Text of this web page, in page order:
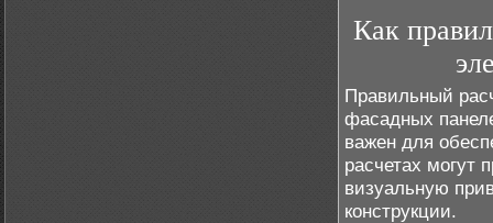
Как
Правильный
фасадных
важен для
расчетах могут
визуальную
конструкции.